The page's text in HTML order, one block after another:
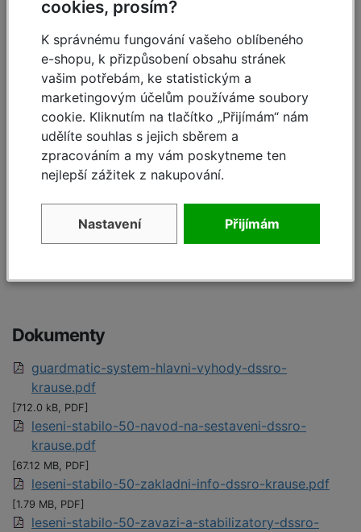
Specifikace
A pracovní výška cca: 11,40 m
B výška podlážky cca: 9,40 m
C výška lešení včetně
zábradlí:
10,50 m
Pracovní plocha: 2,00 x 1,50 m
Dokumenty
guardmatic-system-hlavni-vyhody-dssro-
krause.pdf
[712.0 kB, PDF]
leseni-stabilo-50-navod-na-sestaveni-dssro-
krause.pdf
[67.12 MB, PDF]
leseni-stabilo-50-zakladni-info-dssro-krause.pdf
[1.79 MB, PDF]
leseni-stabilo-50-zavazi-a-stabilizatory-dssro-
cookies, prosím?
K správnému fungování vašeho oblíbeného
e-shopu, k přizpůsobení obsahu stránek
vašim potřebám, ke statistickým a
marketingovým účelům používáme soubory
cookie. Kliknutím na tlačítko „Přijímám“ nám
udělíte souhlas s jejich sběrem a
zpracováním a my vám poskytneme ten
nejlepší zážitek z nakupování.
Nastavení Přijímám